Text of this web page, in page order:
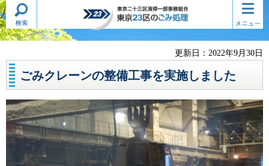
東京二十三区清掃一部事務組合
東京23区のごみ処理
検索・
共通メ
ニュー
コンテ
ンツメ
ニュー
更新日：2022年9月30日
ごみクレーンの整備工事を実施しました